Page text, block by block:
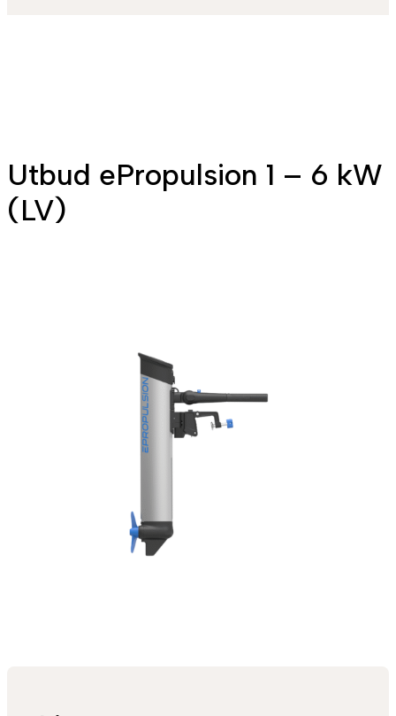
Utbud ePropulsion 1 – 6 kW
(LV)